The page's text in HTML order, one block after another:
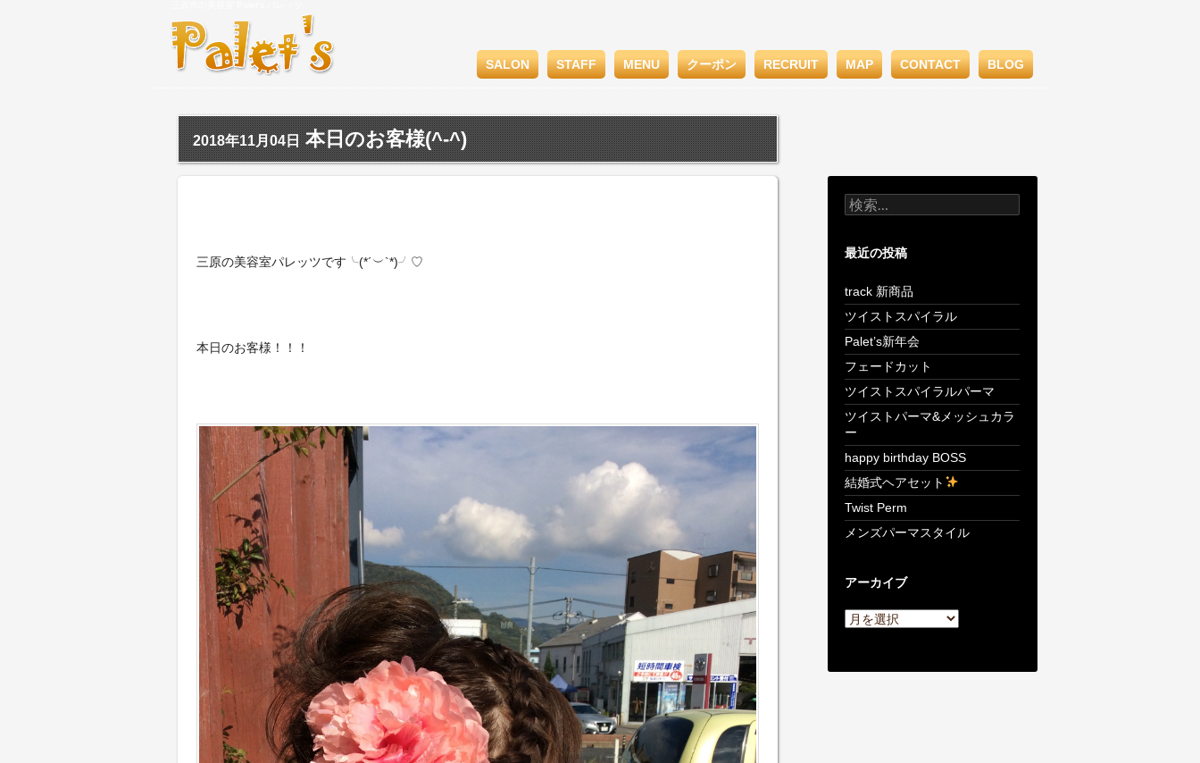
SALON STAFF MENU クーポン RECRUIT MAP CONTACT BLOG
2018年11月04日 本日のお客様(^-^)
三原の美容室パレッツです╰(*´︶`*)╯♡
本日のお客様！！！
検
索:
最近の投稿
track 新商品
ツイストスパイラル
Palet’s新年会
フェードカット
ツイストスパイラルパーマ
ツイストパーマ&メッシュカラ
ー
happy birthday BOSS
結婚式ヘアセット
Twist Perm
メンズパーマスタイル
アーカイブ
ア
ー